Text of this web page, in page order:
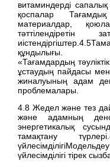
витаминдерді
қоспалар
материалдар,
тәттілендіретін
құндылығы. 4.6
«Тағамдардың
ұстаудың пайдасы
жиналуының адам
проблемалары.
4.8 Жедел және тез
және адамның
энергетикалық
тамақтану
үйлесімділігі тірек